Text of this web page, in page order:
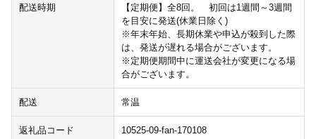
配送時期
【定期便】全8回。 初回は1週間～3週間
を目安に発送(休業日除く)
※年末年始、長期休業や申込が殺到した際
は、発送が遅れる場合がございます。
※定期便期間中に運送会社が変更になる場
合がございます。
配送 常温
返礼品コード 10525-09-fan-170108